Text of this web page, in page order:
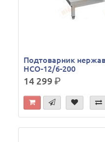
Подтоварник
НСО-12/6-200
14 299р.